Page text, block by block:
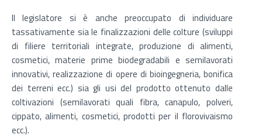
Il legislatore si è anche preoccupato di individuare
tassativamente sia le finalizzazioni delle colture (sviluppi
di filiere territoriali integrate, produzione di alimenti,
cosmetici, materie prime biodegradabili e semilavorati
innovativi, realizzazione di opere di bioingegneria, bonifica
dei terreni ecc.) sia gli usi del prodotto ottenuto dalle
coltivazioni (semilavorati quali fibra, canapulo, polveri,
cippato, alimenti, cosmetici, prodotti per il florovivaismo
ecc.).